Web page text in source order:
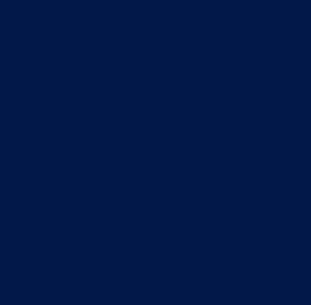
unbefugtem
davon
wurde
und
davon
wurde
und
davon
und